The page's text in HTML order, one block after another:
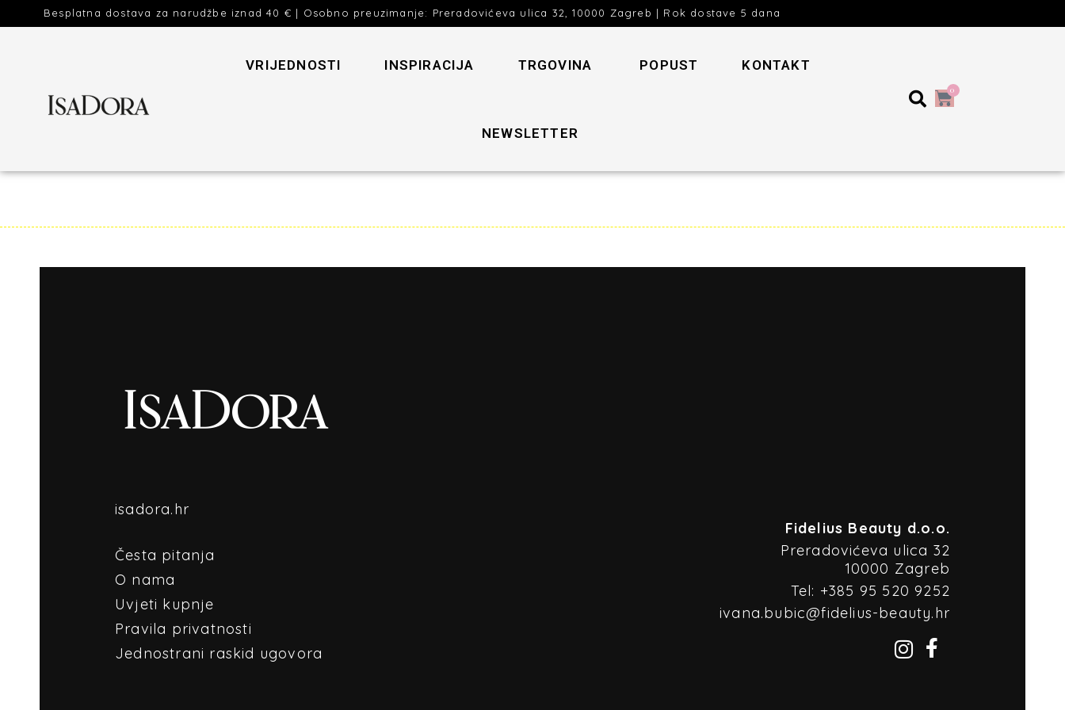
Besplatna dostava za narudžbe iznad 40 € | Osobno preuzimanje: Preradovićeva ulica 32, 10000 Zagreb | Rok dostave 5 dana
VRIJEDNOSTI INSPIRACIJA TRGOVINA POPUST KONTAKT
NEWSLETTER
0
isadora.hr
Česta pitanja
O nama
Uvjeti kupnje
Pravila privatnosti
Jednostrani raskid ugovora
Fidelius Beauty d.o.o.
Preradovićeva ulica 32
10000 Zagreb
Tel: +385 95 520 9252
ivana.bubic@fidelius-beauty.hr